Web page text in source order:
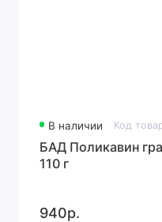
В наличии Код
БАД Поликавин
110 г
940р.